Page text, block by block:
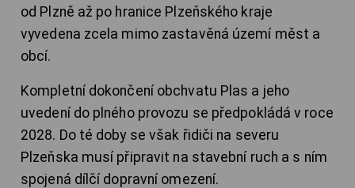
od Plzně až po hranice Plzeňského kraje
vyvedena zcela mimo zastavěná území měst a
obcí.
Kompletní dokončení obchvatu Plas a jeho
uvedení do plného provozu se předpokládá v roce
2028. Do té doby se však řidiči na severu
Plzeňska musí připravit na stavební ruch a s ním
spojená dílčí dopravní omezení.